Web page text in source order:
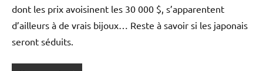
dont les prix avoisinent les 30 000 $, s’apparentent
d’ailleurs à de vrais bijoux… Reste à savoir si les japonais
seront séduits.